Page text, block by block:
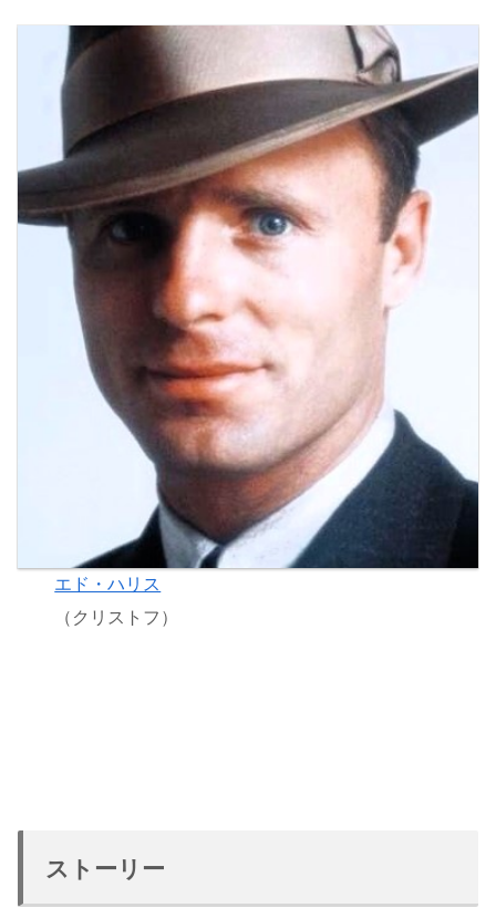
エド・ハリス
（クリストフ）
ストーリー